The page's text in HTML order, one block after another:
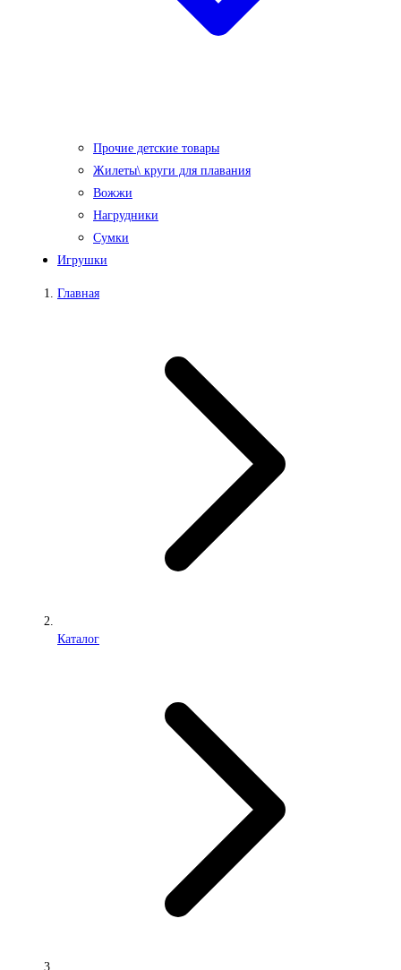
Прочие детские товары
Жилеты\ круги для плавания
Вожжи
Нагрудники
Сумки
Игрушки
Главная
Каталог